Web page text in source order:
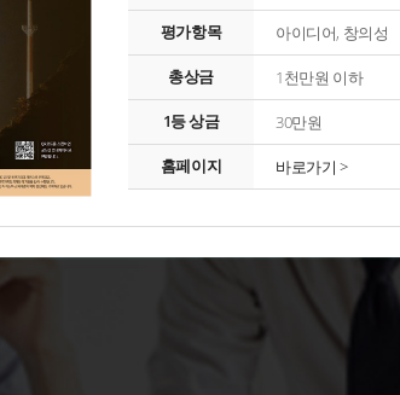
평가항목
아이디어, 창의성
총상금
1천만원 이하
1등 상금
30만원
홈페이지
바로가기 >